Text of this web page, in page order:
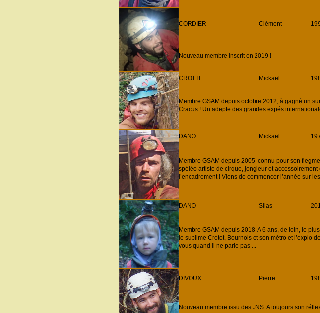
CORDIER Clément
Nouveau membre inscrit en 2019 !
CROTTI Mickael
Membre GSAM depuis octobre 2012, à gagné un
Cracus ! Un adepte des grandes expés
DANO Mickael
Membre GSAM depuis 2005, connu pour son
spéléo artiste de cirque, jongleur et
l’encadrement ! Viens de commencer l’année sur
DANO Silas
Membre GSAM depuis 2018. A 6 ans, de loin, le
le sublime Crotot, Bournois et son métro et l’explo
vous quand il ne parle pas ...
DIVOUX Pierre
Nouveau membre issu des JNS. A toujours son